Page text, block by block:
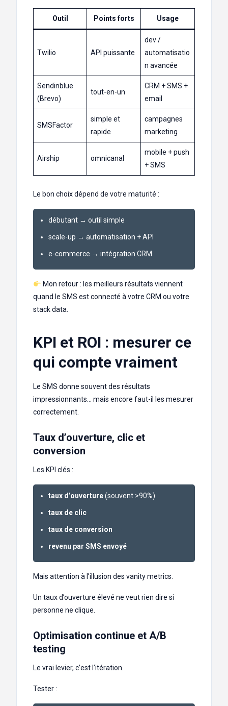
Outil Points forts Usage
Twilio API puissante
dev /
automatisatio
n avancée
Sendinblue
(Brevo)
tout-en-un
CRM + SMS +
email
SMSFactor
simple et
rapide
campagnes
marketing
Airship omnicanal
mobile + push
+ SMS
Le bon choix dépend de votre maturité :
débutant → outil simple
scale-up → automatisation + API
e-commerce → intégration CRM
Mon retour : les meilleurs résultats viennent
quand le SMS est connecté à votre CRM ou votre
stack data.
KPI et ROI : mesurer ce
qui compte vraiment
Le SMS donne souvent des résultats
impressionnants… mais encore faut-il les mesurer
correctement.
Taux d’ouverture, clic et
conversion
Les KPI clés :
taux d’ouverture(souvent >90%)
taux de clic
taux de conversion
revenu par SMS envoyé
Mais attention à l’illusion des vanity metrics.
Un taux d’ouverture élevé ne veut rien dire si
personne ne clique.
Optimisation continue et A/B
testing
Le vrai levier, c’est l’itération.
Tester :